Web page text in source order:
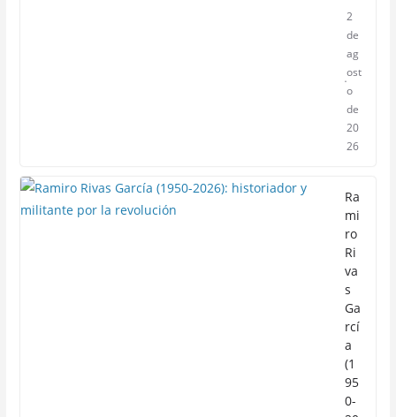
2
de
ag
ost
o
de
20
26
Ra
mi
ro
Ri
va
s
Ga
rcí
a
(1
95
0-